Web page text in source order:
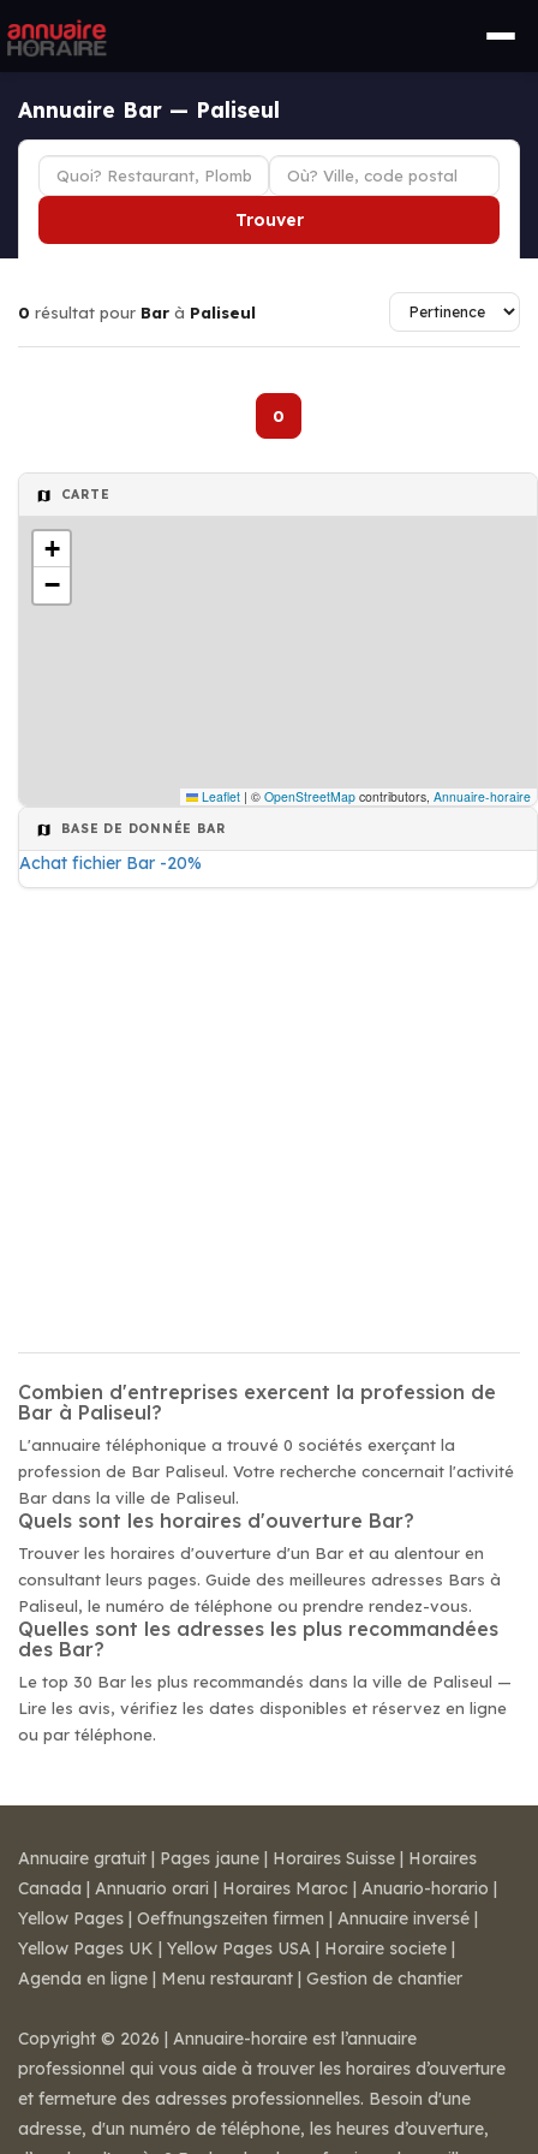
Annuaire Bar — Paliseul
Trouver
0 résultat pour Bar à Paliseul
0
CARTE
+
−
Leaflet | © OpenStreetMap contributors, Annuaire-horaire
BASE DE DONNÉE BAR
Achat fichier Bar -20%
Combien d'entreprises exercent la profession de
Bar à Paliseul?
L'annuaire téléphonique a trouvé 0 sociétés exerçant la
profession de Bar Paliseul. Votre recherche concernait l'activité
Bar dans la ville de Paliseul.
Quels sont les horaires d'ouverture Bar?
Trouver les horaires d'ouverture d'un Bar et au alentour en
consultant leurs pages. Guide des meilleures adresses Bars à
Paliseul, le numéro de téléphone ou prendre rendez-vous.
Quelles sont les adresses les plus recommandées
des Bar?
Le top 30 Bar les plus recommandés dans la ville de Paliseul —
Lire les avis, vérifiez les dates disponibles et réservez en ligne
ou par téléphone.
Annuaire gratuit | Pages jaune | Horaires Suisse | Horaires
Canada | Annuario orari | Horaires Maroc | Anuario-horario |
Yellow Pages | Oeffnungszeiten firmen | Annuaire inversé |
Yellow Pages UK | Yellow Pages USA | Horaire societe |
Agenda en ligne | Menu restaurant | Gestion de chantier
Copyright © 2026 | Annuaire-horaire est l’annuaire
professionnel qui vous aide à trouver les horaires d’ouverture
et fermeture des adresses professionnelles. Besoin d'une
adresse, d'un numéro de téléphone, les heures d’ouverture,